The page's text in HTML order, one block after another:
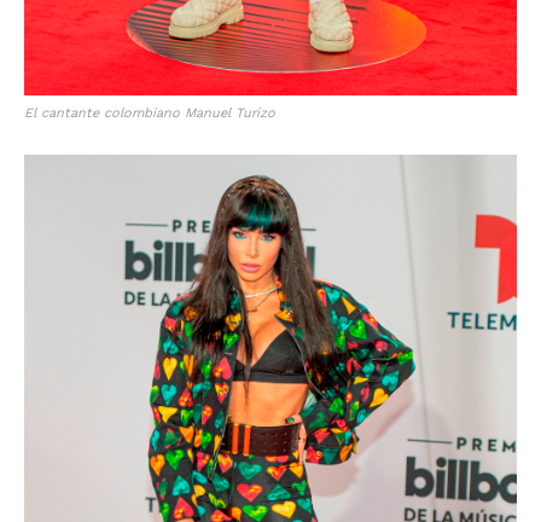
El cantante colombiano Manuel Turizo